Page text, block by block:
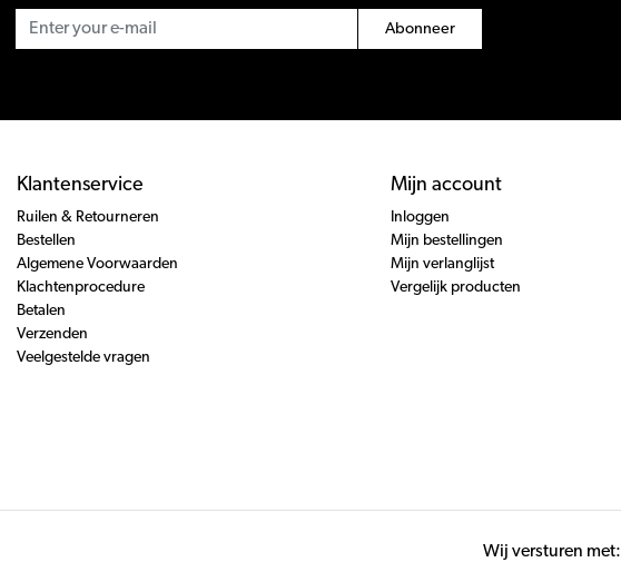
Abonneer
Klantenservice
Ruilen & Retourneren
Bestellen
Algemene Voorwaarden
Klachtenprocedure
Betalen
Verzenden
Veelgestelde vragen
Mijn account
Inloggen
Mijn bestellingen
Mijn verlanglijst
Vergelijk producten
Wij versturen met: